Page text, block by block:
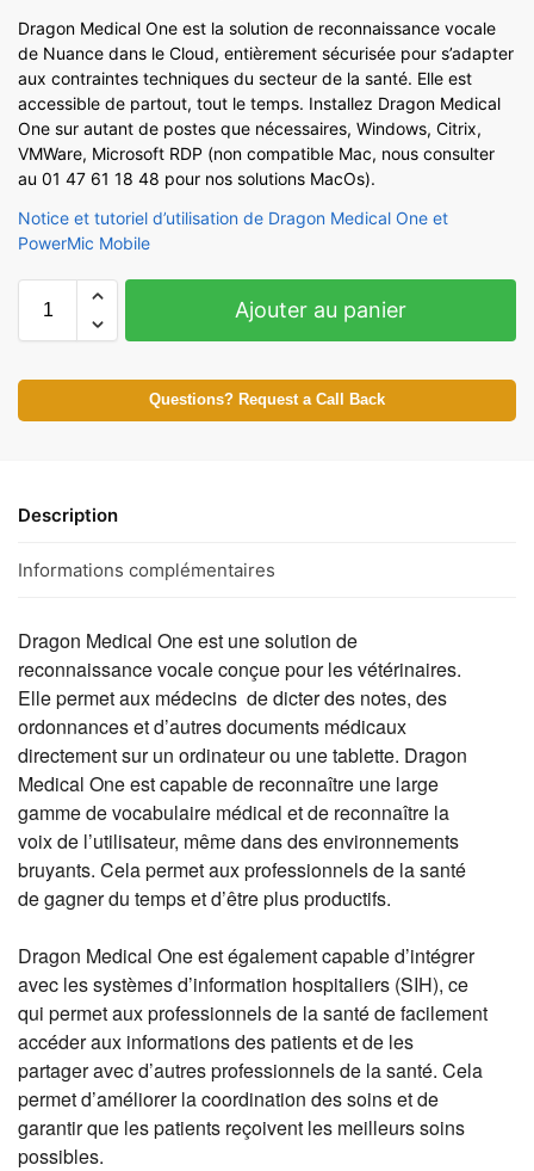
Dragon Medical One est la solution de reconnaissance vocale
de Nuance dans le Cloud, entièrement sécurisée pour s’adapter
aux contraintes techniques du secteur de la santé. Elle est
accessible de partout, tout le temps. Installez Dragon Medical
One sur autant de postes que nécessaires, Windows, Citrix,
VMWare, Microsoft RDP (non compatible Mac, nous consulter
au 01 47 61 18 48 pour nos solutions MacOs).
Notice et tutoriel d’utilisation de Dragon Medical One et
PowerMic Mobile
Ajouter au panier
Questions? Request a Call Back
Description
Informations complémentaires
Dragon Medical One est une solution de
reconnaissance vocale conçue pour les vétérinaires.
Elle permet aux médecins de dicter des notes, des
ordonnances et d’autres documents médicaux
directement sur un ordinateur ou une tablette. Dragon
Medical One est capable de reconnaître une large
gamme de vocabulaire médical et de reconnaître la
voix de l’utilisateur, même dans des environnements
bruyants. Cela permet aux professionnels de la santé
de gagner du temps et d’être plus productifs.
Dragon Medical One est également capable d’intégrer
avec les systèmes d’information hospitaliers (SIH), ce
qui permet aux professionnels de la santé de facilement
accéder aux informations des patients et de les
partager avec d’autres professionnels de la santé. Cela
permet d’améliorer la coordination des soins et de
garantir que les patients reçoivent les meilleurs soins
possibles.